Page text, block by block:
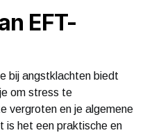
EFT-
bij angstklachten biedt
om stress te
vergroten en je algemene
is het een praktische en